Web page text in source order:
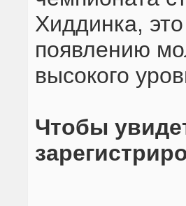
Хиддинка,
появлению
высокого
Чтобы